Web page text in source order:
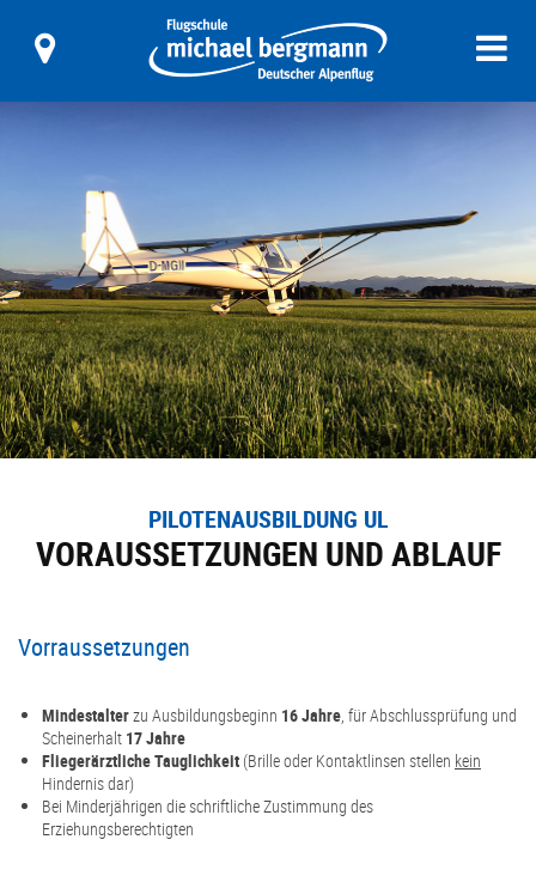
PILOTENAUSBILDUNG UL
VORAUS­SETZUNGEN UND ABLAUF
Vorraussetzungen
Mindestalterzu Ausbildungsbeginn 16 Jahre, für Abschlussprüfung und
Scheinerhalt 17 Jahre
Fliegerärztliche Tauglichkeit (Brille oder Kontaktlinsen stellen kein
Hindernis dar)
Bei Minderjährigen die schriftliche Zustimmung des
Erziehungsberechtigten